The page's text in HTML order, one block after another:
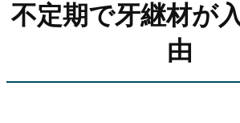
不定期で牙継材が
由